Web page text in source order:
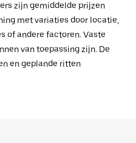
zijn gemiddelde prijzen
met variaties door locatie,
of andere factoren. Vaste
van toepassing zijn. De
en geplande ritten